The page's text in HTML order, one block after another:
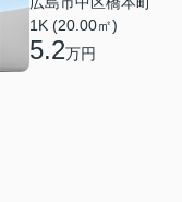
1K (20.00㎡)
5.2万円